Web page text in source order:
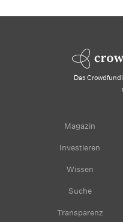
Das
Magazin
Investieren
Wissen
Suche
Transparenz